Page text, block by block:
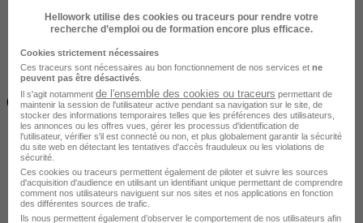
(14h)
Hellowork utilise des cookies ou traceurs pour rendre votre
recherche d’emploi ou de formation encore plus efficace.
Cookies strictement nécessaires
Ces traceurs sont nécessaires au bon fonctionnement de nos services et ne
peuvent pas être désactivés
Il s'agit notamment de l'ensemble des cookies ou traceurs permettant de
maintenir la session de l'utilisateur active pendant sa navigation sur le site, de
stocker des informations temporaires telles que les préférences des utilisateurs,
les annonces ou les offres vues, gérer les processus d'identification de
l'utilisateur, vérifier s'il est connecté ou non, et plus globalement garantir la sécurité
du site web en détectant les tentatives d'accès frauduleux ou les violations de
sécurité.
Ces cookies ou traceurs permettent également de piloter et suivre les sources
d'acquisition d'audience en utilisant un identifiant unique permettant de comprendre
comment nos utilisateurs naviguent sur nos sites et nos applications en fonction
des différentes sources de trafic.
Ils nous permettent également d’observer le comportement de nos utilisateurs afin